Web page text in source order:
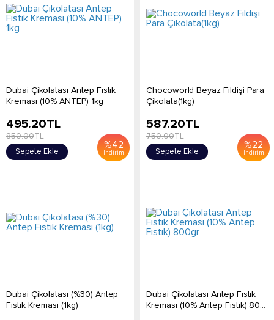
Dubai Çikolatası Antep Fıstık
Kreması (10% ANTEP) 1kg
%42
İndirim
495.20TL
850.00TL
Sepete Ekle
Chocoworld Beyaz Fildişi Para
Çikolata(1kg)
%22
İndirim
587.20TL
750.00TL
Sepete Ekle
Dubai Çikolatası (%30) Antep
Fıstık Kreması (1kg)
Dubai Çikolatası Antep Fıstık
Kreması (10% Antep Fıstık) 80...